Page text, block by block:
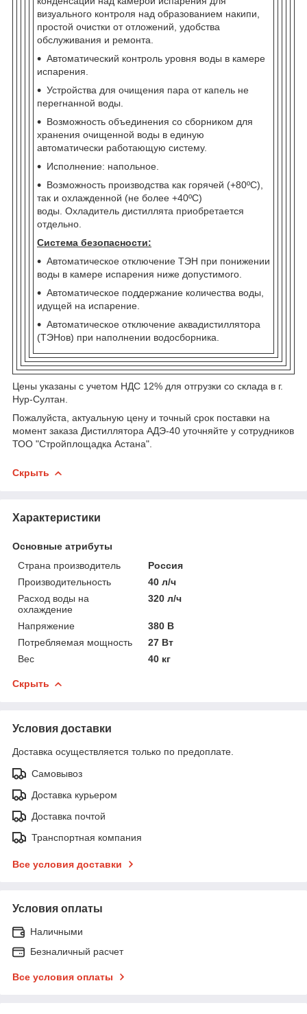
визуального контроля над образованием накипи,
простой очистки от отложений, удобства
обслуживания и ремонта.
Автоматический контроль уровня воды в камере
испарения.
Устройства для очищения пара от капель не
перегнанной воды.
Возможность объединения со сборником для
хранения очищенной воды в единую
автоматически работающую систему.
Исполнение: напольное.
Возможность производства как горячей (+80ºС),
так и охлажденной (не более +40ºС)
воды. Охладитель дистиллята приобретается
отдельно.
Система безопасности:
Автоматическое отключение ТЭН при понижении
воды в камере испарения ниже допустимого.
Автоматическое поддержание количества воды,
идущей на испарение.
Автоматическое отключение аквадистиллятора
(ТЭНов) при наполнении водосборника.
Цены указаны с учетом НДС 12% для отгрузки со склада в г.
Нур-Султан.
Пожалуйста, актуальную цену и точный срок поставки на
момент заказа Дистиллятора АДЭ-40 уточняйте у сотрудников
ТОО "Стройплощадка Астана".
Скрыть
Характеристики
Основные атрибуты
Страна производитель
Россия
Производительность
40 л/ч
Расход воды на
охлаждение
320 л/ч
Напряжение
380 В
Потребляемая мощность
27 Вт
Вес
40 кг
Скрыть
Условия доставки
Доставка осуществляется только по предоплате.
Самовывоз
Доставка курьером
Доставка почтой
Транспортная компания
Все условия доставки
Условия оплаты
Наличными
Безналичный расчет
Все условия оплаты